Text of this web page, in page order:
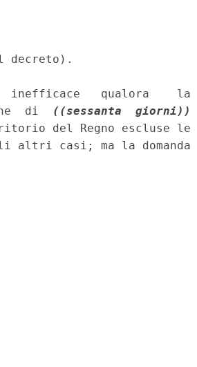
decreto).
inefficace   qualora    la
di ((sessanta  giorni))
del Regno escluse le
altri casi; ma la domanda